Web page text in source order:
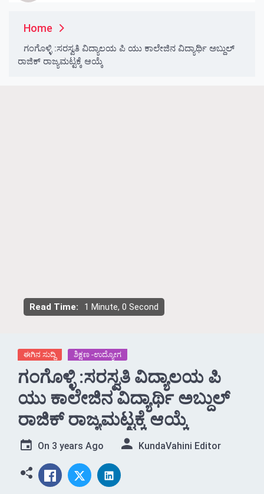
Home
ಗಂಗೊಳ್ಳಿ :ಸರಸ್ವತಿ ವಿದ್ಯಾಲಯ ಪಿ ಯು ಕಾಲೇಜಿನ ವಿದ್ಯಾರ್ಥಿ ಅಬ್ದುಲ್
ರಾಜಿಕ್ ರಾಜ್ಯಮಟ್ಟಕ್ಕೆ ಆಯ್ಕೆ
Read Time: 1 Minute, 0 Second
ಈಗಿನ ಸುದ್ದಿ ಶಿಕ್ಷಣ -ಉದ್ಯೋಗ
ಗಂಗೊಳ್ಳಿ :ಸರಸ್ವತಿ ವಿದ್ಯಾಲಯ ಪಿ
ಯು ಕಾಲೇಜಿನ ವಿದ್ಯಾರ್ಥಿ ಅಬ್ದುಲ್
ರಾಜಿಕ್ ರಾಜ್ಯಮಟ್ಟಕ್ಕೆ ಆಯ್ಕೆ
On 3 years Ago KundaVahini Editor